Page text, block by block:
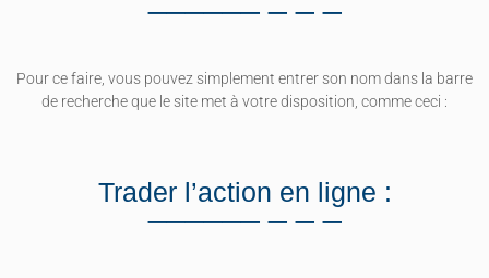
Pour ce faire, vous pouvez simplement entrer son nom dans la barre
de recherche que le site met à votre disposition, comme ceci :
Trader l’action en ligne :